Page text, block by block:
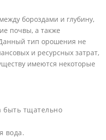
бороздами и глубину,
почвы, а также
тип орошения не
и ресурсных затрат,
имеются некоторые
быть тщательно
вода.